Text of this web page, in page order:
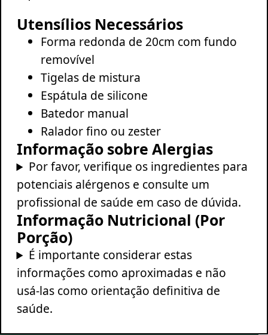
Utensílios Necessários
Forma redonda de 20cm com fundo
removível
Tigelas de mistura
Espátula de silicone
Batedor manual
Ralador fino ou zester
Informação sobre Alergias
Por favor, verifique os ingredientes para
potenciais alérgenos e consulte um
profissional de saúde em caso de dúvida.
Informação Nutricional (Por
Porção)
É importante considerar estas
informações como aproximadas e não
usá-las como orientação definitiva de
saúde.